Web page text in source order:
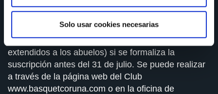
Solo usar cookies necesarias
campaña de abonos para la temporada 21/22, con
interesantes ventajas (pago en 2 plazos, prioridad
asignación de butacas) y descuentos en todas las
localidades (además de incluir los abonos familiares
extendidos a los abuelos) si se formaliza la
suscripción antes del 31 de julio. Se puede realizar
a través de la página web del Club
www.basquetcoruna.com o en la oficina de